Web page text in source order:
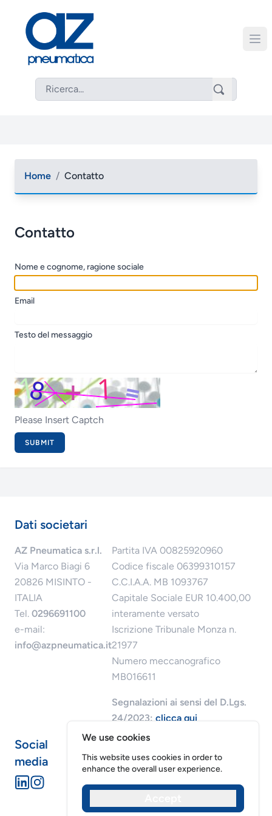
Home / Contatto
Contatto
Nome e cognome, ragione sociale
Email
Testo del messaggio
SUBMIT
Dati societari
AZ Pneumatica s.r.l.
Via Marco Biagi 6
20826 MISINTO -
ITALIA
Tel. 0296691100
e-mail:
info@azpneumatica.it
Partita IVA 00825920960
Codice fiscale 06399310157
C.C.I.A.A. MB 1093767
Capitale Sociale EUR 10.400,00
interamente versato
Iscrizione Tribunale Monza n.
21977
Numero meccanografico
MB016611
Segnalazioni ai sensi del D.Lgs.
24/2023:clicca qui
Social
media
We use cookies
This website uses cookies in order to
enhance the overall user experience.